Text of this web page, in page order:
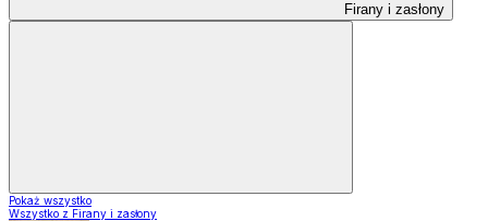
Firany i zasłony
Pokaż wszystko
Wszystko z Firany i zasłony